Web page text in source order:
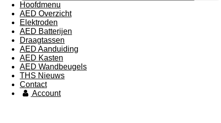
Hoofdmenu
AED Overzicht
Elektroden
AED Batterijen
Draagtassen
AED Aanduiding
AED Kasten
AED Wandbeugels
THS Nieuws
Contact
Account